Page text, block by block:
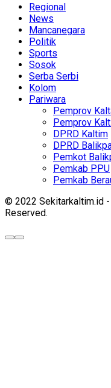
Regional
News
Mancanegara
Politik
Sports
Sosok
Serba Serbi
Kolom
Pariwara
Pemprov
Pemprov
DPRD Kaltim
DPRD
Pemkot
Pemkab PPU
Pemkab
© 2022 Sekitarkaltim.id -
Reserved.